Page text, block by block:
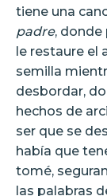
tiene una
padre, donde
le restaure el
semilla
desbordar,
hechos de
ser que se
había que
tomé,
las palabras